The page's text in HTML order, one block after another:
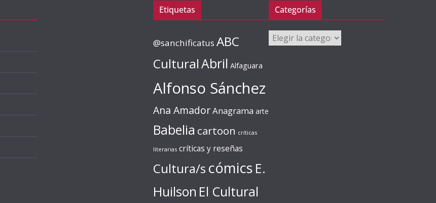
Etiquetas
@sanchificatus ABC
CulturalAbril Alfaguara
Alfonso Sánchez
Ana AmadorAnagrama arte
Babelia cartoon críticas
literarias críticas y reseñas
Cultura/s cómics E.
Huilson El Cultural
Categorías
Categorías